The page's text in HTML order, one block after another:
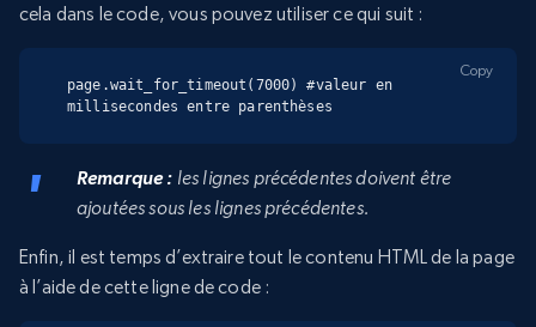
cela dans le code, vous pouvez utiliser ce qui suit :
page.wait_for_timeout(7000) #valeur en
millisecondes entre parenthèses
Copy
Remarque : les lignes précédentes doivent être
ajoutées sous les lignes précédentes.
Enfin, il est temps d’extraire tout le contenu HTML de la page
à l’aide de cette ligne de code :